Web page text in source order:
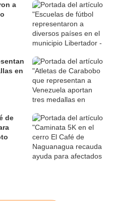
a
en
de